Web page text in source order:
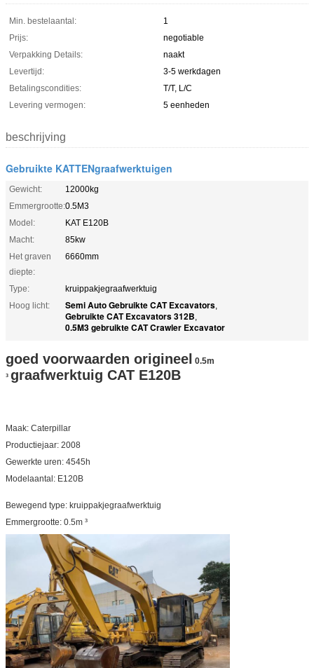
Min. bestelaantal:
1
Prijs:
negotiable
Verpakking Details:
naakt
Levertijd:
3-5 werkdagen
Betalingscondities:
T/T, L/C
Levering vermogen:
5 eenheden
beschrijving
Gebruikte KATTENgraafwerktuigen
Gewicht:
12000kg
Emmergrootte:0.5M3
Model:
KAT E120B
Macht:
85kw
Het graven
diepte:
6660mm
Type:
kruippakjegraafwerktuig
Hoog licht:
Semi Auto Gebruikte CAT Excavators,
Gebruikte CAT Excavators 312B,
0.5M3 gebruikte CAT Crawler Excavator
goed voorwaarden origineel
0.5m
³ graafwerktuig CAT E120B
Maak: Caterpillar
Productiejaar: 2008
Gewerkte uren: 4545h
Modelaantal: E120B
Bewegend type: kruippakjegraafwerktuig
Emmergrootte: 0.5m ³